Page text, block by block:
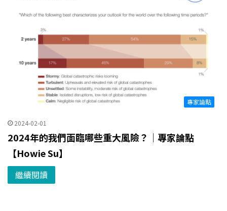
專家論點
2024-02-01
2024年的我們面臨哪些重大風險？｜專家論點
【Howie Su】
繼續閱讀